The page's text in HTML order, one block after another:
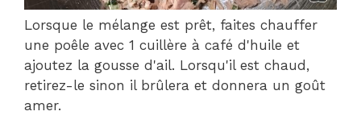
Lorsque le mélange est prêt, faites chauffer
une poêle avec 1 cuillère à café d'huile et
ajoutez la gousse d'ail. Lorsqu'il est chaud,
retirez-le sinon il brûlera et donnera un goût
amer.